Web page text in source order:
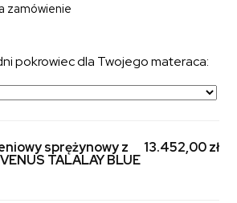
zamówienie
pokrowiec dla Twojego materaca:
sprężynowy z
TALALAY BLUE
13.452,00 zł